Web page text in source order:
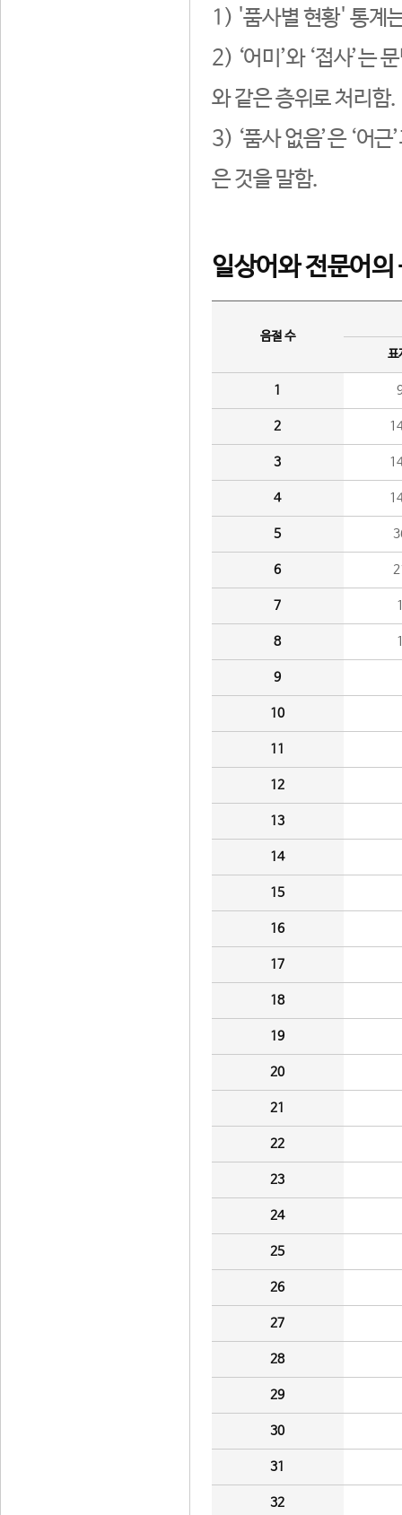
1) '품사별 현황' 통계
2) ‘어미’와 ‘접사’는
와 같은 층위로 처리함.
3) ‘품사 없음’은 ‘어
은 것을 말함.
일상어와 전문어의
음절 수
표
1
2
3
4
5
6
7
8
9
10
11
12
13
14
15
16
17
18
19
20
21
22
23
24
25
26
27
28
29
30
31
32